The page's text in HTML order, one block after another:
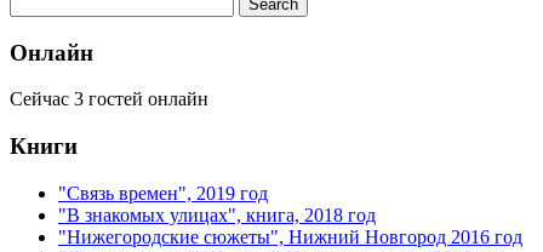
Онлайн
Сейчас 3 гостей онлайн
Книги
"Связь времен", 2019 год
"В знакомых улицах", книга, 2018 год
"Нижегородские сюжеты", Нижний Новгород 2016 год